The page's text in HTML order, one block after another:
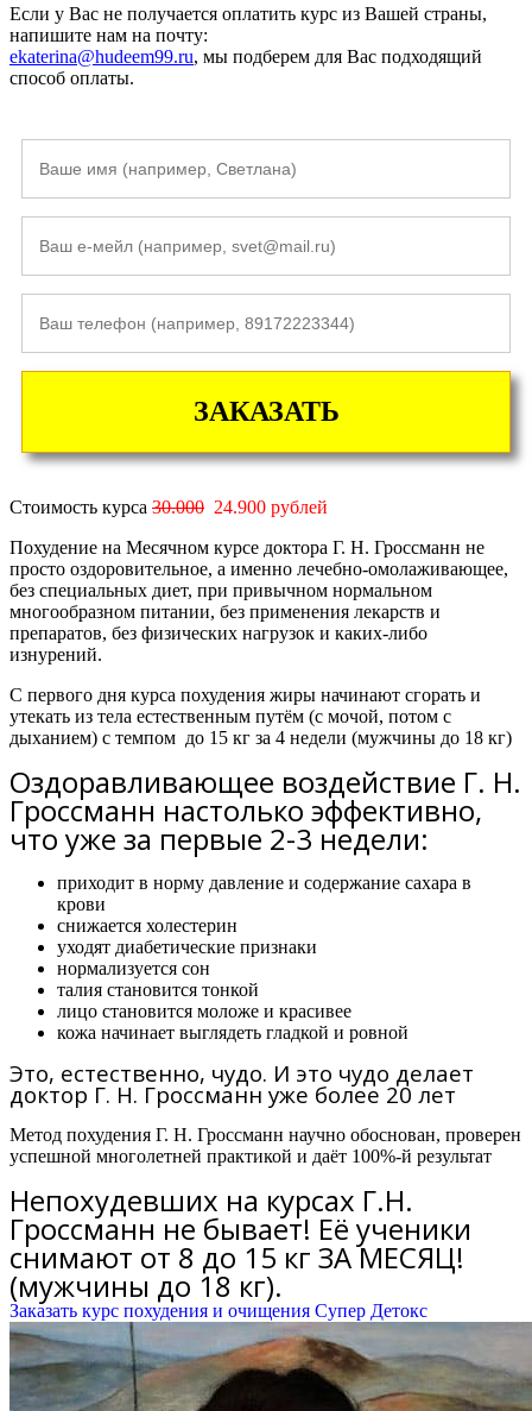
Если у Вас не получается оплатить курс из Вашей страны,
напишите нам на почту:
ekaterina@hudeem99.ru, мы подберем для Вас подходящий
способ оплаты.
ЗАКАЗАТЬ
Стоимость курса 30.000 24.900 рублей
Похудение на Месячном курсе доктора Г. Н. Гроссманн не
просто оздоровительное, а именно лечебно-омолаживающее,
без специальных диет, при привычном нормальном
многообразном питании, без применения лекарств и
препаратов, без физических нагрузок и каких-либо
изнурений.
С первого дня курса похудения жиры начинают сгорать и
утекать из тела естественным путём (с мочой, потом с
дыханием) с темпом до 15 кг за 4 недели (мужчины до 18 кг)
Оздоравливающее воздействие Г. Н.
Гроссманн настолько эффективно,
что уже за первые 2-3 недели:
приходит в норму давление и содержание сахара в
крови
снижается холестерин
уходят диабетические признаки
нормализуется сон
талия становится тонкой
лицо становится моложе и красивее
кожа начинает выглядеть гладкой и ровной
Это, естественно, чудо. И это чудо делает
доктор Г. Н. Гроссманн уже более 20 лет
Метод похудения Г. Н. Гроссманн научно обоснован, проверен
успешной многолетней практикой и даёт 100%-й результат
Непохудевших на курсах Г.Н.
Гроссманн не бывает! Её ученики
снимают от 8 до 15 кг ЗА МЕСЯЦ!
(мужчины до 18 кг).
Заказать курс похудения и очищения Супер Детокс